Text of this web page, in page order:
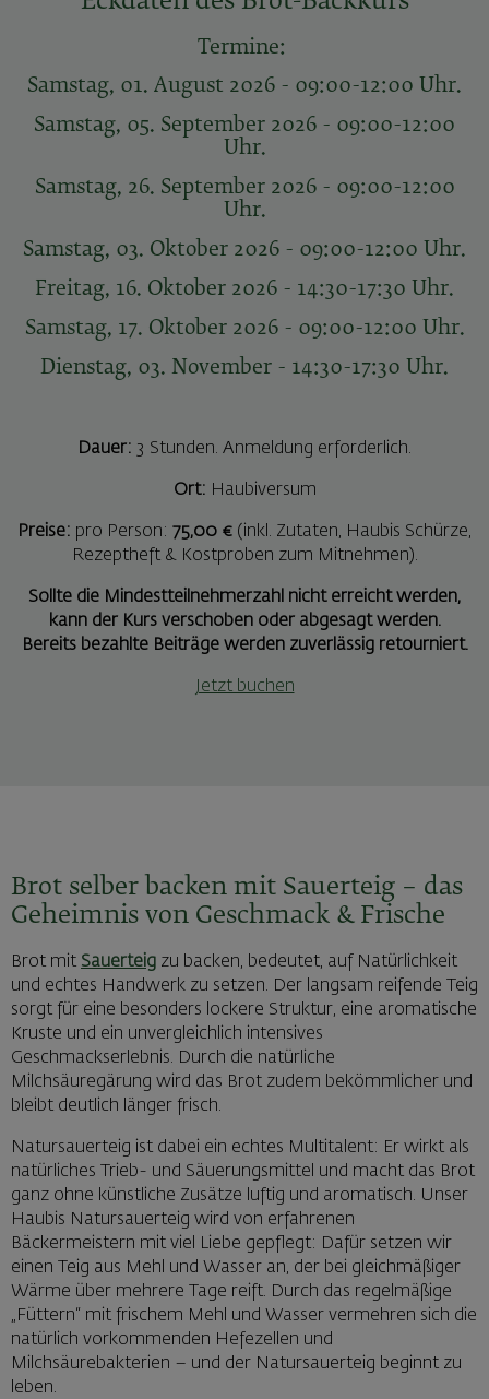
Termine:
Samstag, 01. August 2026 - 09:00-12:00 Uhr.
Samstag, 05. September 2026 - 09:00-12:00
Uhr.
Samstag, 26. September 2026 - 09:00-12:00
Uhr.
Samstag, 03. Oktober 2026 - 09:00-12:00 Uhr.
Freitag, 16. Oktober 2026 - 14:30-17:30 Uhr.
Samstag, 17. Oktober 2026 - 09:00-12:00 Uhr.
Dienstag, 03. November - 14:30-17:30 Uhr.
Dauer: 3 Stunden. Anmeldung erforderlich.
Ort: Haubiversum
Preise: pro Person: 75,00 € (inkl. Zutaten, Haubis Schürze,
Rezeptheft & Kostproben zum Mitnehmen).
Sollte die Mindestteilnehmerzahl nicht erreicht werden,
kann der Kurs verschoben oder abgesagt werden.
Bereits bezahlte Beiträge werden zuverlässig retourniert.
Jetzt buchen
Brot selber backen mit Sauerteig – das
Geheimnis von Geschmack & Frische
Brot mit Sauerteig zu backen, bedeutet, auf Natürlichkeit
und echtes Handwerk zu setzen. Der langsam reifende Teig
sorgt für eine besonders lockere Struktur, eine aromatische
Kruste und ein unvergleichlich intensives
Geschmackserlebnis. Durch die natürliche
Milchsäuregärung wird das Brot zudem bekömmlicher und
bleibt deutlich länger frisch.
Natursauerteig ist dabei ein echtes Multitalent: Er wirkt als
natürliches Trieb- und Säuerungsmittel und macht das Brot
ganz ohne künstliche Zusätze luftig und aromatisch. Unser
Haubis Natursauerteig wird von erfahrenen
Bäckermeistern mit viel Liebe gepflegt: Dafür setzen wir
einen Teig aus Mehl und Wasser an, der bei gleichmäßiger
Wärme über mehrere Tage reift. Durch das regelmäßige
„Füttern“ mit frischem Mehl und Wasser vermehren sich die
natürlich vorkommenden Hefezellen und
Milchsäurebakterien – und der Natursauerteig beginnt zu
leben.